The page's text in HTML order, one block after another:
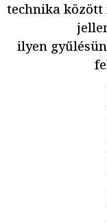
technika között
ilyen